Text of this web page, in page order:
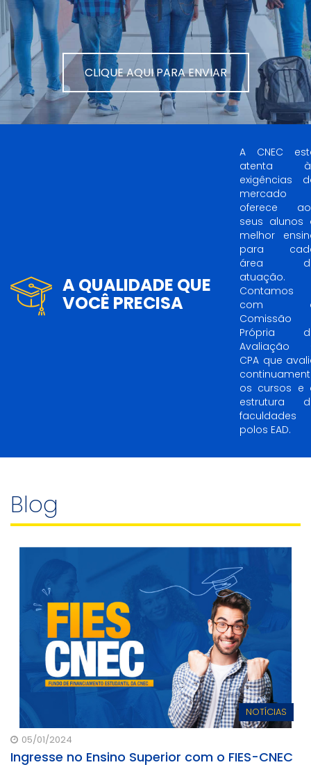
CLIQUE AQUI PARA ENVIAR
A QUALIDADE QUE
VOCÊ PRECISA
A CNEC
atenta
exigências
mercado
oferece
seus alunos
melhor
para
área
atuação.
Contamos
com
Comissão
Própria
Avaliação
CPA que
os cursos e
estrutura
faculdades
polos EAD.
Blog
NOTÍCIAS
05/01/2024
Ingresse no Ensino Superior com o FIES-CNEC